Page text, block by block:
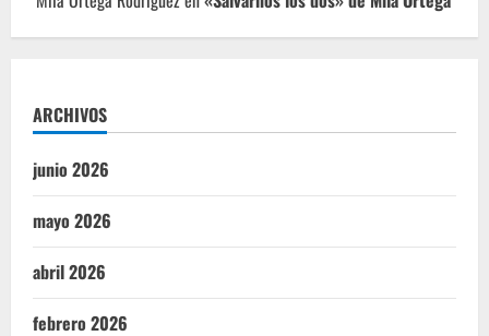
ARCHIVOS
junio 2026
mayo 2026
abril 2026
febrero 2026